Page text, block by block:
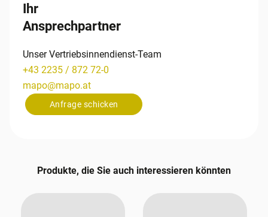
Ihr
Ansprechpartner
Unser Vertriebsinnendienst-Team
+43 2235 / 872 72-0
mapo@mapo.at
Anfrage schicken
Produkte, die Sie auch interessieren könnten